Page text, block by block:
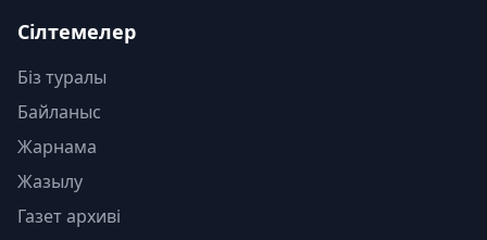
Сілтемелер
Біз туралы
Байланыс
Жарнама
Жазылу
Газет архиві